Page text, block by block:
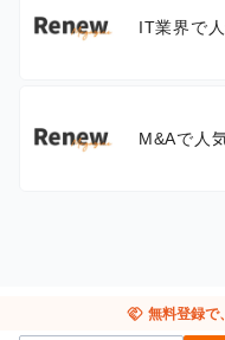
IT業界で
M&Aで人
handshake 無料登録で